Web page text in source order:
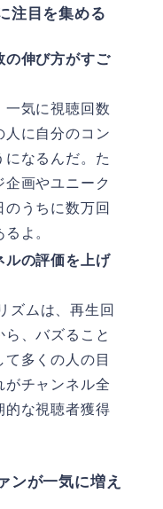
注目を集める
の伸び方がすご
一気に視聴回数
人に自分のコン
になるんだ。た
企画やユニーク
うちに数万回
よ。
ルの評価を上げ
ズムは、再生回
、バズること
多くの人の目
がチャンネル全
的な視聴者獲得
ンが一気に増え